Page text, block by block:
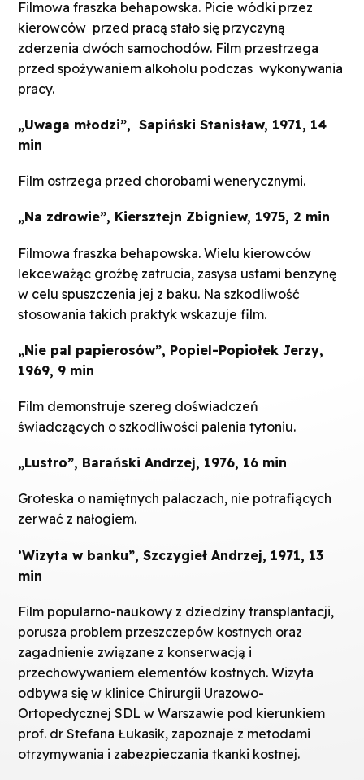
Filmowa fraszka behapowska. Picie wódki przez
kierowców przed pracą stało się przyczyną
zderzenia dwóch samochodów. Film przestrzega
przed spożywaniem alkoholu podczas wykonywania
pracy.
„Uwaga młodzi”, Sapiński Stanisław, 1971, 14
min
Film ostrzega przed chorobami wenerycznymi.
„Na zdrowie”, Kiersztejn Zbigniew, 1975, 2 min
Filmowa fraszka behapowska. Wielu kierowców
lekceważąc groźbę zatrucia, zasysa ustami benzynę
w celu spuszczenia jej z baku. Na szkodliwość
stosowania takich praktyk wskazuje film.
„Nie pal papierosów”, Popiel-Popiołek Jerzy,
1969, 9 min
Film demonstruje szereg doświadczeń
świadczących o szkodliwości palenia tytoniu.
„Lustro”, Barański Andrzej, 1976, 16 min
Groteska o namiętnych palaczach, nie potrafiących
zerwać z nałogiem.
’Wizyta w banku”, Szczygieł Andrzej, 1971, 13
min
Film popularno-naukowy z dziedziny transplantacji,
porusza problem przeszczepów kostnych oraz
zagadnienie związane z konserwacją i
przechowywaniem elementów kostnych. Wizyta
odbywa się w klinice Chirurgii Urazowo-
Ortopedycznej SDL w Warszawie pod kierunkiem
prof. dr Stefana Łukasik, zapoznaje z metodami
otrzymywania i zabezpieczania tkanki kostnej.